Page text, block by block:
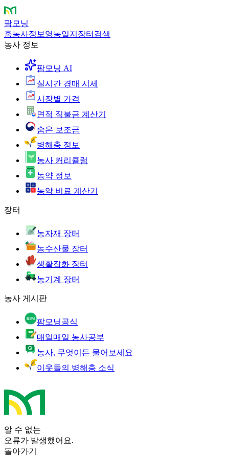
팜모닝
홈농사정보 영농일지 장터 검색
농사 정보
팜모닝 AI
실시간 경매 시세
시장별 가격
면적 직불금 계산기
숨은 보조금
병해충 정보
농사 커리큘럼
농약 정보
농약 비료 계산기
장터
농자재 장터
농수산물 장터
생활잡화 장터
농기계 장터
농사 게시판
팜모닝공식
매일매일 농사공부
농사, 무엇이든 물어보세요
이웃들의 병해충 소식
알 수 없는
오류가 발생했어요.
돌아가기